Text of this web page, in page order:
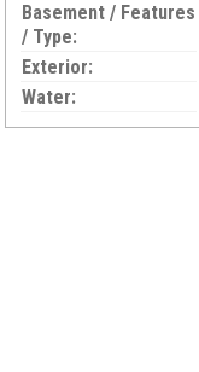
Basement / Features
/ Type:
Exterior:
Water: